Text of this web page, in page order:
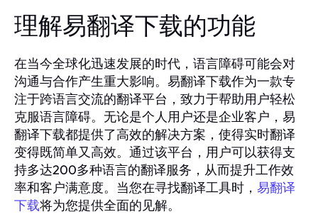
理解易翻译下载的功能
在当今全球化迅速发展的时代，语言障碍可能会对
沟通与合作产生重大影响。易翻译下载作为一款专
注于跨语言交流的翻译平台，致力于帮助用户轻松
克服语言障碍。无论是个人用户还是企业客户，易
翻译下载都提供了高效的解决方案，使得实时翻译
变得既简单又高效。通过该平台，用户可以获得支
持多达200多种语言的翻译服务，从而提升工作效
率和客户满意度。当您在寻找翻译工具时， 易翻译
下载将为您提供全面的见解。